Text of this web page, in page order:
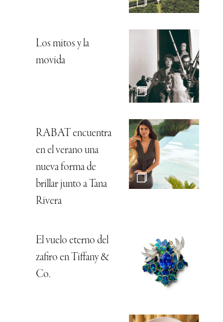
Los mitos y la
movida
RABAT encuentra
en el verano una
nueva forma de
brillar junto a Tana
Rivera
El vuelo eterno del
zafiro en Tiffany &
Co.